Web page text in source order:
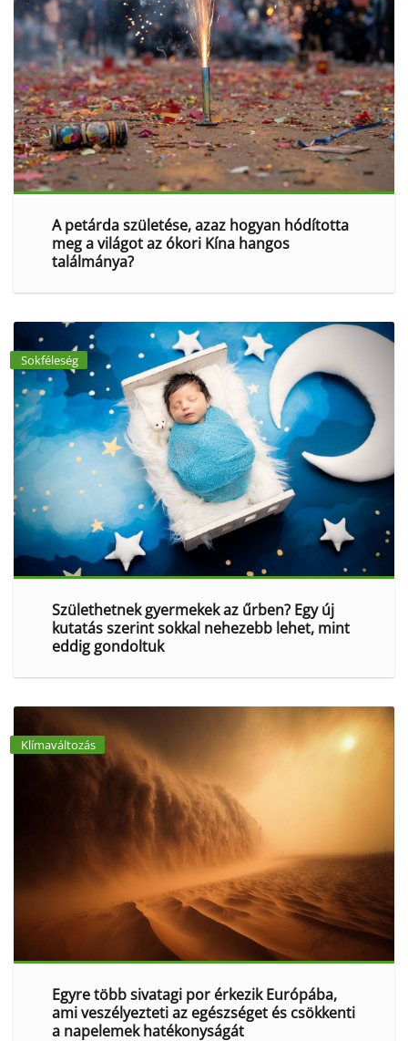
A petárda születése, azaz hogyan hódította
meg a világot az ókori Kína hangos
találmánya?
Sokféleség
Születhetnek gyermekek az űrben? Egy új
kutatás szerint sokkal nehezebb lehet, mint
eddig gondoltuk
Klímaváltozás
Egyre több sivatagi por érkezik Európába,
ami veszélyezteti az egészséget és csökkenti
a napelemek hatékonyságát